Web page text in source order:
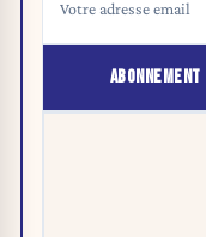
ABONNEMENT